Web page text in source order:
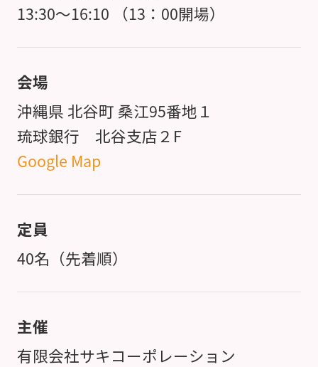
13:30～16:10 （13：00開場）
会場
沖縄県 北谷町 桑江95番地１
琉球銀行 北谷支店２F
Google Map
定員
40名（先着順）
主催
有限会社サキコーポレーション